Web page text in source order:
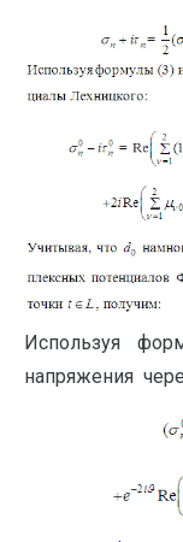
Используя
напряжения